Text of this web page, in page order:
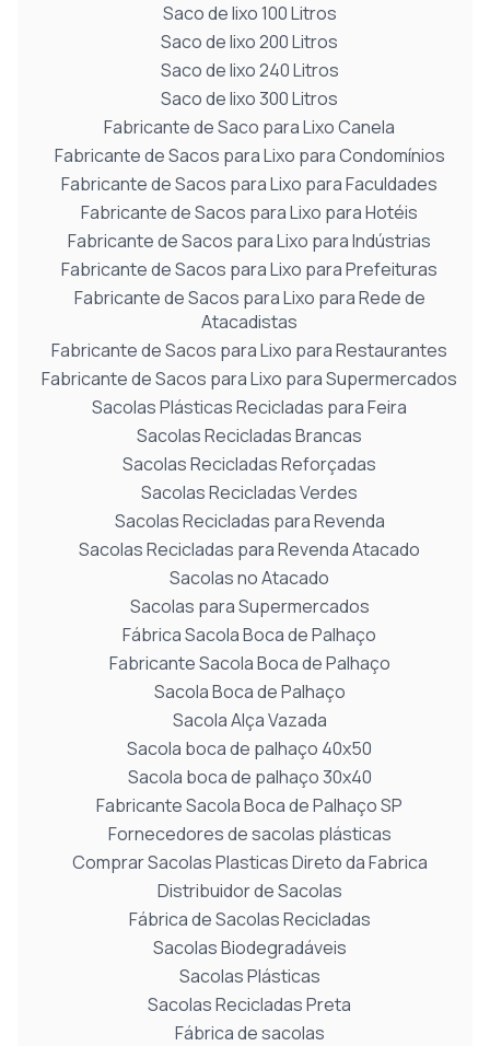
Saco de lixo 100 Litros
Saco de lixo 200 Litros
Saco de lixo 240 Litros
Saco de lixo 300 Litros
Fabricante de Saco para Lixo Canela
Fabricante de Sacos para Lixo para Condomínios
Fabricante de Sacos para Lixo para Faculdades
Fabricante de Sacos para Lixo para Hotéis
Fabricante de Sacos para Lixo para Indústrias
Fabricante de Sacos para Lixo para Prefeituras
Fabricante de Sacos para Lixo para Rede de
Atacadistas
Fabricante de Sacos para Lixo para Restaurantes
Fabricante de Sacos para Lixo para Supermercados
Sacolas Plásticas Recicladas para Feira
Sacolas Recicladas Brancas
Sacolas Recicladas Reforçadas
Sacolas Recicladas Verdes
Sacolas Recicladas para Revenda
Sacolas Recicladas para Revenda Atacado
Sacolas no Atacado
Sacolas para Supermercados
Fábrica Sacola Boca de Palhaço
Fabricante Sacola Boca de Palhaço
Sacola Boca de Palhaço
Sacola Alça Vazada
Sacola boca de palhaço 40x50
Sacola boca de palhaço 30x40
Fabricante Sacola Boca de Palhaço SP
Fornecedores de sacolas plásticas
Comprar Sacolas Plasticas Direto da Fabrica
Distribuidor de Sacolas
Fábrica de Sacolas Recicladas
Sacolas Biodegradáveis
Sacolas Plásticas
Sacolas Recicladas Preta
Fábrica de sacolas